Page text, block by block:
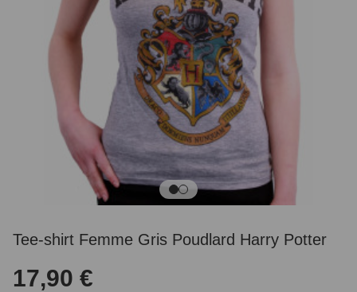
Tee-shirt Femme Gris Poudlard Harry Potter
17,90 €